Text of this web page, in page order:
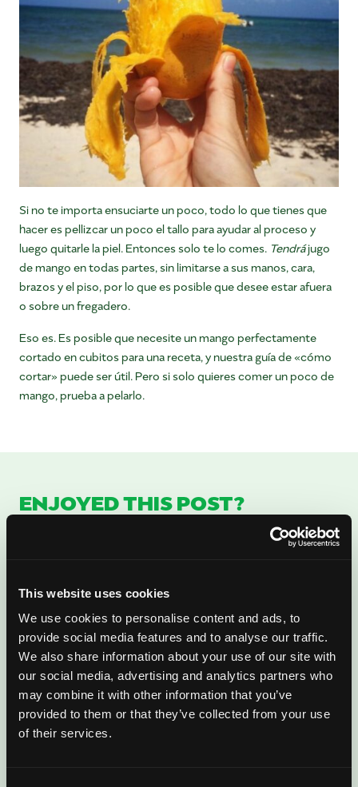
This website uses cookies
We use cookies to personalise content and ads, to
provide social media features and to analyse our traffic.
We also share information about your use of our site with
our social media, advertising and analytics partners who
may combine it with other information that you’ve
provided to them or that they’ve collected from your use
of their services.
Si no te importa ensuciarte un poco, todo lo que tienes que
hacer es pellizcar un poco el tallo para ayudar al proceso y
luego quitarle la piel. Entonces solo te lo comes. Tendrájugo
de mango en todas partes, sin limitarse a sus manos, cara,
brazos y el piso, por lo que es posible que desee estar afuera
o sobre un fregadero.
Eso es. Es posible que necesite un mango perfectamente
cortado en cubitos para una receta, y nuestra guía de «cómo
cortar» puede ser útil. Pero si solo quieres comer un poco de
mango, prueba a pelarlo.
ENJOYED THIS POST?
There’s More Where
Sign up for our newsletter to get fresh
mango ideas, recipes, and inspiration
delivered directly to you.